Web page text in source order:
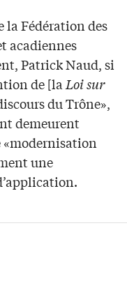
la Fédération des
acadiennes
Patrick Naud, si
de [la Loi sur
du Trône»,
demeurent
«modernisation
une